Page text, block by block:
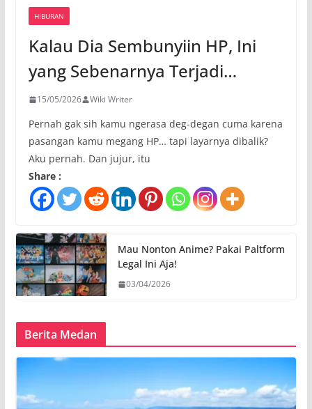
HIBURAN
Kalau Dia Sembunyiin HP, Ini
yang Sebenarnya Terjadi…
15/05/2026 Wiki Writer
Pernah gak sih kamu ngerasa deg-degan cuma karena
pasangan kamu megang HP… tapi layarnya dibalik?
Aku pernah. Dan jujur, itu
Share :
Mau Nonton Anime? Pakai Paltform
Legal Ini Aja!
03/04/2026
Berita Medan